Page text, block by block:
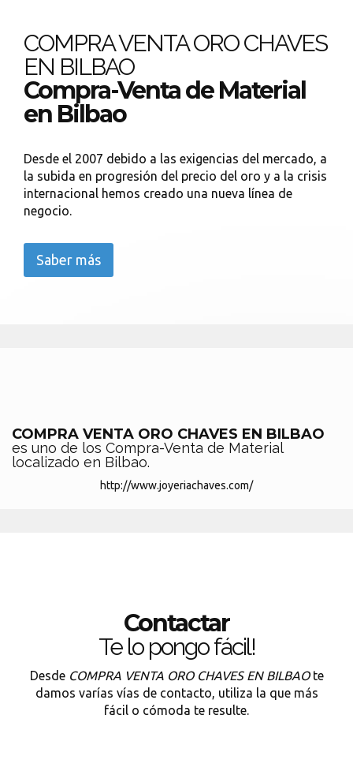
COMPRA VENTA ORO CHAVES
EN BILBAO
Compra-Venta de Material
en Bilbao
Desde el 2007 debido a las exigencias del mercado, a
la subida en progresión del precio del oro y a la crisis
internacional hemos creado una nueva línea de
negocio.
Saber más
COMPRA VENTA ORO CHAVES EN BILBAO
es uno de los Compra-Venta de Material
localizado en Bilbao.
http://www.joyeriachaves.com/
Contactar
Te lo pongo fácil!
Desde COMPRA VENTA ORO CHAVES EN BILBAOte
damos varías vías de contacto, utiliza la que más
fácil o cómoda te resulte.